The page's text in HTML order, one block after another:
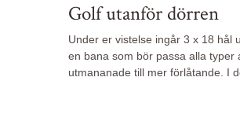
Golf utanför dörren
Under er vistelse ingår 3 x 18 hål
en bana som bör passa alla
utmananade till mer förlåtande. I